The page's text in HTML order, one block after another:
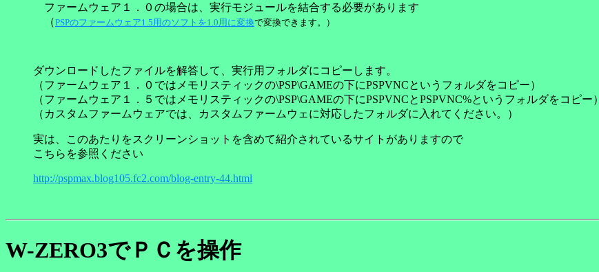
ファームウェア１．０の場合は、実行モジュールを結合する必要があります
（PSPのファームウェア1.5用のソフトを1.0用に変換で変換できます。）
ダウンロードしたファイルを解答して、実行用フォルダにコピーします。
（ファームウェア１．０ではメモリスティックの\PSP\GAMEの下にPSPVNCというフォルダをコピー）
（ファームウェア１．５ではメモリスティックの\PSP\GAMEの下にPSPVNCとPSPVNC%というフォルダをコピー）
（カスタムファームウェアでは、カスタムファームウェに対応したフォルダに入れてください。）
実は、このあたりをスクリーンショットを含めて紹介されているサイトがありますので
こちらを参照ください
http://pspmax.blog105.fc2.com/blog-entry-44.html
W-ZERO3でＰＣを操作